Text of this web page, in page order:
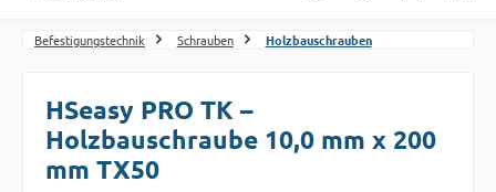
Befestigungstechnik Schrauben Holzbauschrauben
HSeasy PRO TK –
Holzbauschraube 10,0 mm x 200
mm TX50